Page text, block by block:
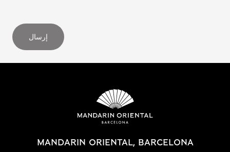
إرسال
MANDARIN ORIENTAL, BARCELONA